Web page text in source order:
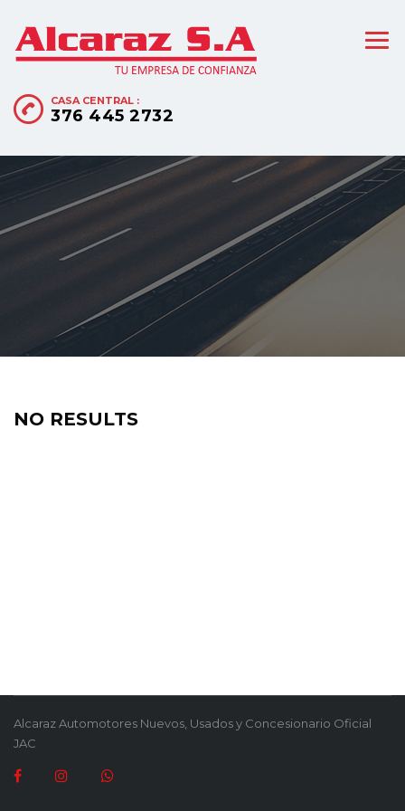
CASA CENTRAL :
376 445 2732
NO RESULTS
Alcaraz Automotores Nuevos, Usados y Concesionario Oficial
JAC